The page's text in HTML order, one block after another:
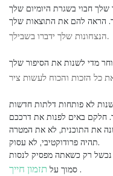
הנצחונות שלך ידברו בשבילך.
תהיה פרודוקטיבי, לא עסוק.
סמוך על תזמון חייך .